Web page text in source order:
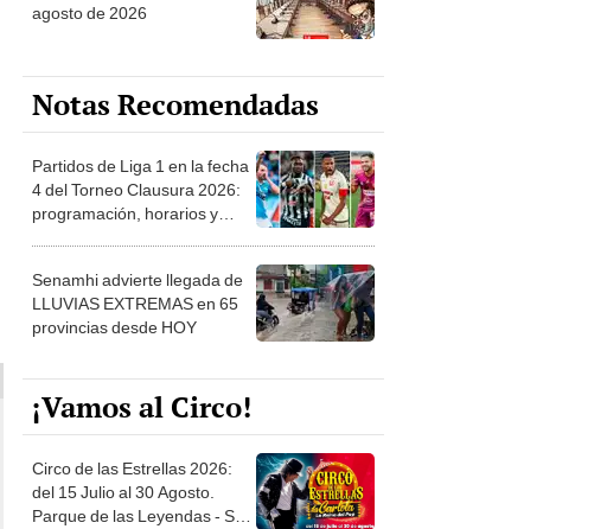
agosto de 2026
Notas Recomendadas
Partidos de Liga 1 en la fecha
4 del Torneo Clausura 2026:
programación, horarios y
Senamhi advierte llegada de
LLUVIAS EXTREMAS en 65
provincias desde HOY
¡Vamos al Circo!
Circo de las Estrellas 2026:
del 15 Julio al 30 Agosto.
Parque de las Leyendas - San